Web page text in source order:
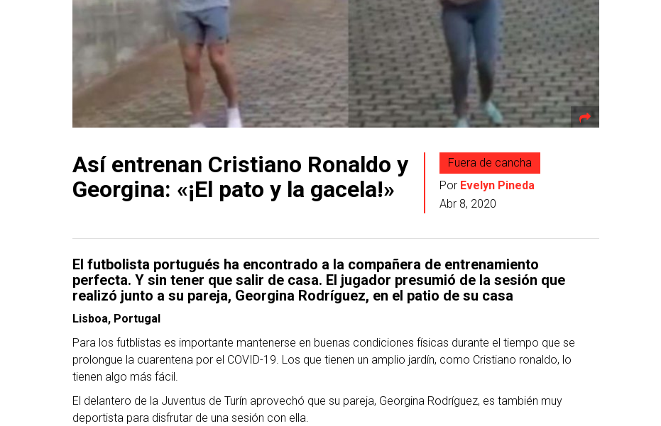
Así entrenan Cristiano Ronaldo y
Georgina: «¡El pato y la gacela!»
Fuera de cancha
Por Evelyn Pineda
Abr 8, 2020
El futbolista portugués ha encontrado a la compañera de entrenamiento
perfecta. Y sin tener que salir de casa. El jugador presumió de la sesión que
realizó junto a su pareja, Georgina Rodríguez, en el patio de su casa
Lisboa, Portugal
Para los futblistas es importante mantenerse en buenas condiciones físicas durante el tiempo que se
prolongue la cuarentena por el COVID-19. Los que tienen un amplio jardín, como Cristiano ronaldo, lo
tienen algo más fácil.
El delantero de la Juventus de Turín aprovechó que su pareja, Georgina Rodríguez, es también muy
deportista para disfrutar de una sesión con ella.